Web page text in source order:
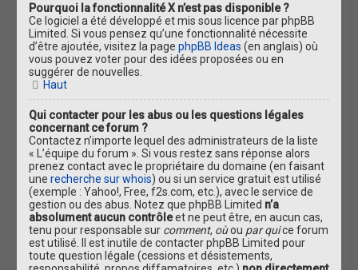
Pourquoi la fonctionnalité X n’est pas disponible ?
Ce logiciel a été développé et mis sous licence par phpBB
Limited. Si vous pensez qu’une fonctionnalité nécessite
d’être ajoutée, visitez la pagephpBB Ideas (en anglais) où
vous pouvez voter pour des idées proposées ou en
suggérer de nouvelles.
Haut
Qui contacter pour les abus ou les questions légales
concernant ce forum ?
Contactez n’importe lequel des administrateurs de la liste
« L’équipe du forum ». Si vous restez sans réponse alors
prenez contact avec le propriétaire du domaine (en faisant
unerecherche sur whois) ou si un service gratuit est utilisé
(exemple : Yahoo!, Free, f2s.com, etc.), avec le service de
gestion ou des abus. Notez que phpBB Limited n’a
absolument aucun contrôleet ne peut être, en aucun cas,
tenu pour responsable sur comment, oùou par quice forum
est utilisé. Il est inutile de contacter phpBB Limited pour
toute question légale (cessions et désistements,